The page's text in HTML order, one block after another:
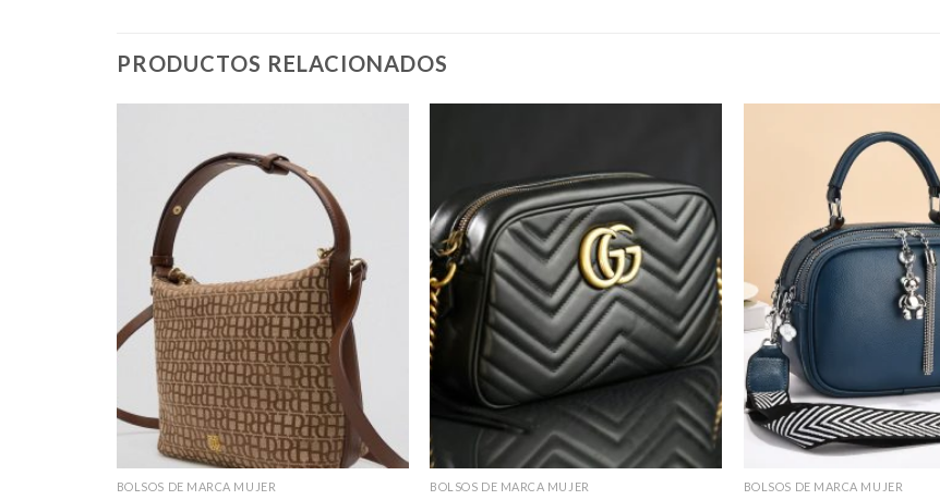
PRODUCTOS RELACIONADOS
BOLSOS DE MARCA MUJER BOLSOS DE MARCA MUJER BOLSOS DE MARCA MUJER